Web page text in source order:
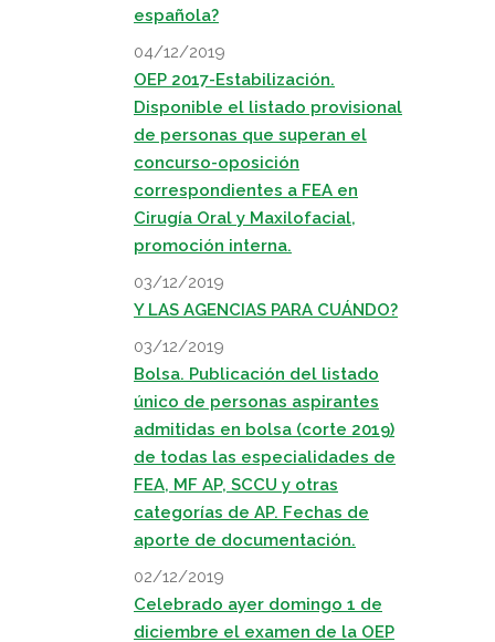
española?
04/12/2019
OEP 2017-Estabilización.
Disponible el listado provisional
de personas que superan el
concurso-oposición
correspondientes a FEA en
Cirugía Oral y Maxilofacial,
promoción interna.
03/12/2019
Y LAS AGENCIAS PARA CUÁNDO?
03/12/2019
Bolsa. Publicación del listado
único de personas aspirantes
admitidas en bolsa (corte 2019)
de todas las especialidades de
FEA, MF AP, SCCU y otras
categorías de AP. Fechas de
aporte de documentación.
02/12/2019
Celebrado ayer domingo 1 de
diciembre el examen de la OEP